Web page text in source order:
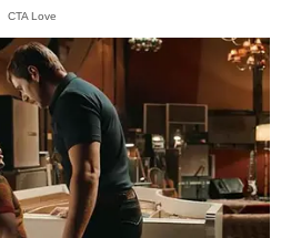
CTA Love